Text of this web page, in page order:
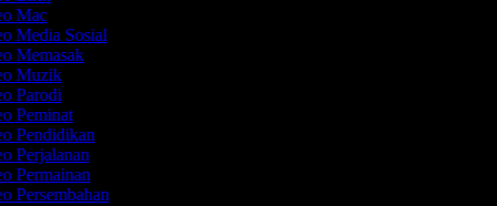
Mac
Media Sosial
Memasak
Muzik
Parodi
Peminat
Pendidikan
Perjalanan
Permainan
Persembahan